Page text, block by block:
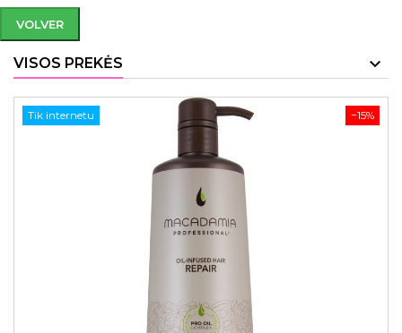
VOLVER
VISOS PREKĖS
−15%
Tik internetu